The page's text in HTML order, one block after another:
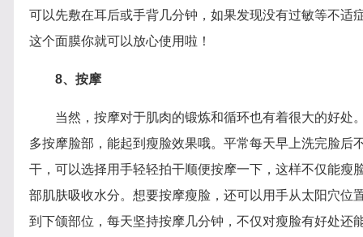
可以先敷在耳后或手背几分钟，如果发现没有过敏等不适
这个面膜你就可以放心使用啦！
8、按摩
当然，按摩对于肌肉的锻炼和循环也有着很大的好处
多按摩脸部，能起到瘦脸效果哦。平常每天早上洗完脸后
干，可以选择用手轻轻拍干顺便按摩一下，这样不仅能瘦
部肌肤吸收水分。想要按摩瘦脸，还可以用手从太阳穴位
到下颌部位，每天坚持按摩几分钟，不仅对瘦脸有好处还